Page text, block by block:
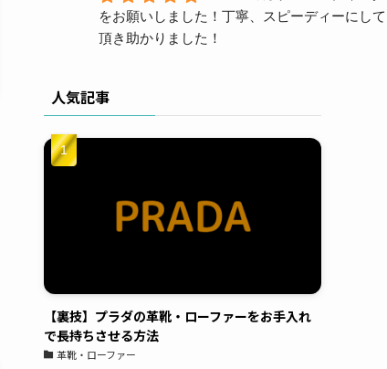
をお願いしました！丁寧、スピーディーにして
頂き助かりました！
04:59 18 Aug 23
に使うんで、ガラスコーティングと撥水をつけ
てます。予約も電話してすぐに対応頂けまし
た。また今度はスマホをやってもらおうと思い
06:24 05 Aug 23
昔から金属アレルギーがあ
り、好きなアクセサリーも誤魔化しながらつけ
ていたのですが、ガラスコーティングにより金
人気記事
【裏技】プラダの革靴・ローファーをお手入れ
で長持ちさせる方法
革靴・ローファー